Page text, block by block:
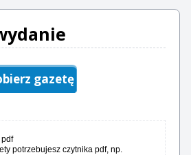
gazetę
potrzebujesz czytnika pdf, np.